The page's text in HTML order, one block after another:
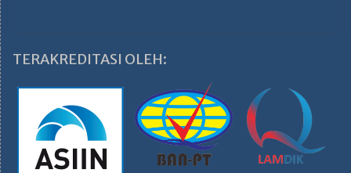
TERAKREDITASI OLEH: